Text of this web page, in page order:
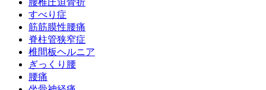
腰椎圧迫骨折
すべり症
筋筋膜性腰痛
脊柱管狭窄症
椎間板ヘルニア
ぎっくり腰
腰痛